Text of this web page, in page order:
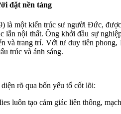
đặt nền tảng
là một kiến trúc sư người Đức,
lẫn nội thất. Ông khởi đầu sự
và trang trí. Với tư duy tiên
trúc và ánh sáng.
rõ qua bốn yếu tố cốt lõi:
luôn tạo cảm giác liên thông,